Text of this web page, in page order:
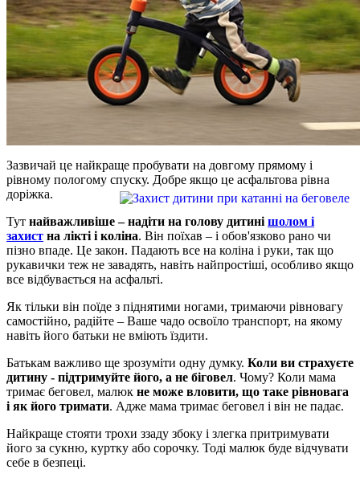
Зазвичай це найкраще пробувати на довгому прямому і
рівному пологому спуску. Добре якщо це асфальтова рівна
доріжка.
Тут найважливіше – надіти на голову дитині шолом і
захист на лікті і коліна. Він поїхав – і обов'язково рано чи
пізно впаде. Це закон. Падають все на коліна і руки, так що
рукавички теж не завадять, навіть найпростіші, особливо якщо
все відбувається на асфальті.
Як тільки він поїде з піднятими ногами, тримаючи рівновагу
самостійно, радійте – Ваше чадо освоїло транспорт, на якому
навіть його батьки не вміють їздити.
Батькам важливо ще зрозуміти одну думку. Коли ви страхуєте
дитину - підтримуйте його, а не біговел. Чому? Коли мама
тримає беговел, малюк не може вловити, що таке рівновага
і як його тримати. Адже мама тримає беговел і він не падає.
Найкраще стояти трохи ззаду збоку і злегка притримувати
його за сукню, куртку або сорочку. Тоді малюк буде відчувати
себе в безпеці.